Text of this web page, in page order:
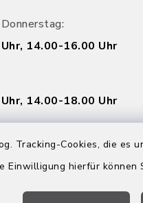
Tracking-Cookies, die
hierfür können
14.00-16.00 Uhr
14.00-18.00 Uhr